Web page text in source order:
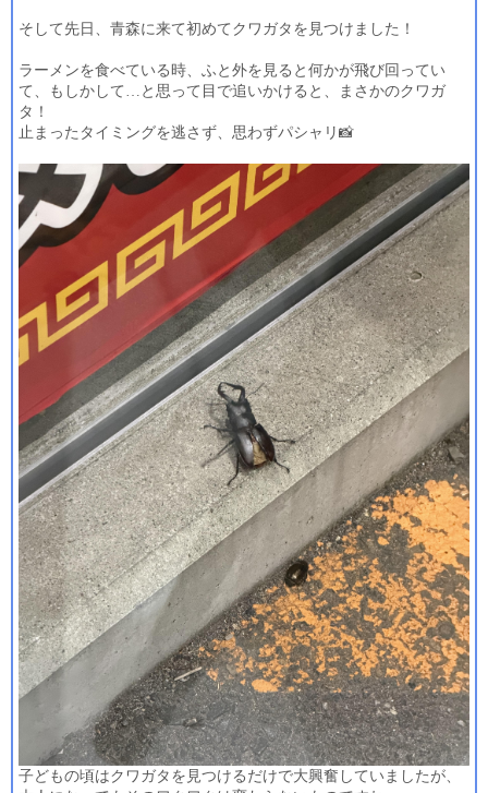
そして先日、青森に来て初めてクワガタを見つけました！
ラーメンを食べている時、ふと外を見ると何かが飛び回ってい
て、もしかして
と思って目で追いかけると、まさかのクワガ
タ！
止まったタイミングを逃さず、思わずパシャリ 📸
子どもの頃はクワガタを見つけるだけで大興奮していましたが、